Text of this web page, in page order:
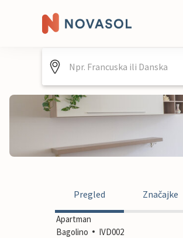
Pregled Značajke
Apartman
Bagolino
IVD002